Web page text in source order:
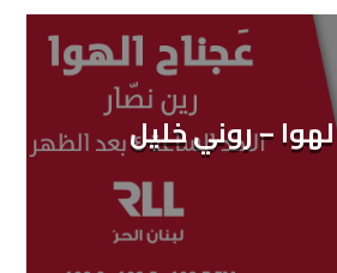
– روني خليل